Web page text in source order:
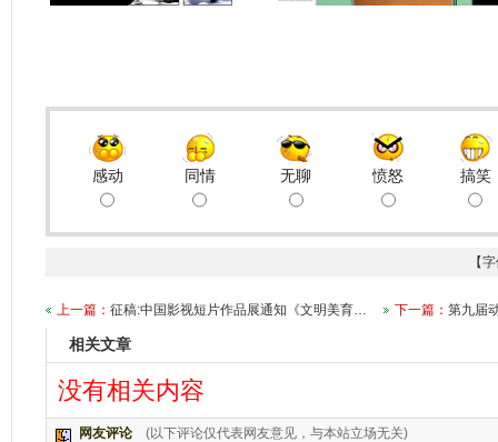
感动 同情 无聊 愤怒 搞笑
【
上一篇： 征稿:中国影视短片作品展通知《文明美育… 下一篇： 第九届
相关文章
没有相关内容
网友评论 (以下评论仅代表网友意见，与本站立场无关)